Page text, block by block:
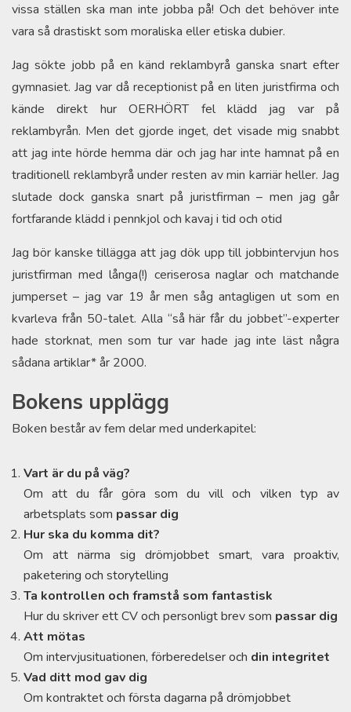
vissa ställen ska man inte jobba på! Och det behöver inte
vara så drastiskt som moraliska eller etiska dubier.
Jag sökte jobb på en känd reklambyrå ganska snart efter
gymnasiet. Jag var då receptionist på en liten juristfirma och
kände direkt hur OERHÖRT fel klädd jag var på
reklambyrån. Men det gjorde inget, det visade mig snabbt
att jag inte hörde hemma där och jag har inte hamnat på en
traditionell reklambyrå under resten av min karriär heller. Jag
slutade dock ganska snart på juristfirman – men jag går
fortfarande klädd i pennkjol och kavaj i tid och otid
Jag bör kanske tillägga att jag dök upp till jobbintervjun hos
juristfirman med långa(!) ceriserosa naglar och matchande
jumperset – jag var 19 år men såg antagligen ut som en
kvarleva från 50-talet. Alla “så här får du jobbet”-experter
hade storknat, men som tur var hade jag inte läst några
sådana artiklar* år 2000.
Bokens upplägg
Boken består av fem delar med underkapitel:
Vart är du på väg?
Om att du får göra som du vill och vilken typ av
arbetsplats som passar dig
Hur ska du komma dit?
Om att närma sig drömjobbet smart, vara proaktiv,
paketering och storytelling
Ta kontrollen och framstå som fantastisk
Hur du skriver ett CV och personligt brev som passar dig
Att mötas
Om intervjusituationen, förberedelser och din integritet
Vad ditt mod gav dig
Om kontraktet och första dagarna på drömjobbet